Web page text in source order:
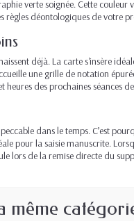
verte soignée. Cette
règles déontologiques de votre
déjà. La carte s'insère
une grille de notation
des prochaines séances
dans le temps. C’est
pour la saisie manuscrite.
lors de la remise directe du
même